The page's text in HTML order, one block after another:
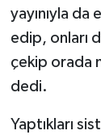
yayınıyla da
edip, onları
çekip orada
dedi.
Yaptıkları